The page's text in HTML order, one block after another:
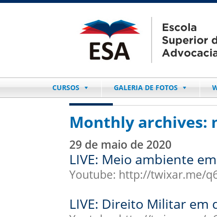
CURSOS GALERIA DE FOTOS
Monthly archives:
29 de maio de 2020
LIVE: Meio ambiente
Youtube: http://twixar.me/
LIVE: Direito Militar em